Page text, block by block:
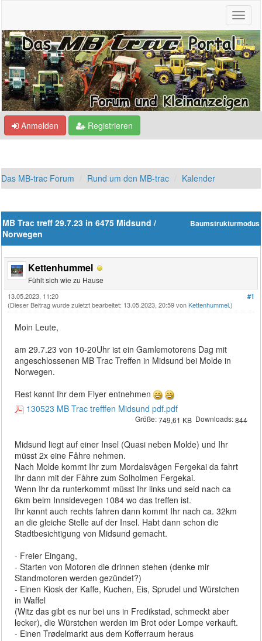
Anmelden Registrieren
Das MB-trac Forum Rund um den MB-trac Kalender
Baumstrukturmodus
MB Trac treff 29.7.23 in 6475 Midsund /
Norwegen
Kettenhummel
Fühlt sich wie zu Hause
#1
13.05.2023, 11:20
(Dieser Beitrag wurde zuletzt bearbeitet: 13.05.2023, 20:59 vonKettenhummel.)
Moin Leute,
am 29.7.23 von 10-20Uhr ist ein Gamlemotorens Dag mit
angeschlossenen MB Trac Treffen in Midsund bei Molde in
Norwegen.
Rest kønnt Ihr dem Flyer entnehmen
130523 MB Trac trefffen Midsund pdf.pdf
Größe:749,61 KBDownloads:844
Midsund liegt auf einer Insel (Quasi neben Molde) und Ihr
müsst 2x eine Fåhre nehmen.
Nach Molde kommt Ihr zum Mordalsvågen Fergekai da fahrt
Ihr dann mit der Fåhre zum Solholmen Fergekai.
Wenn Ihr da runterkommt müsst Ihr links und seid nach ca
6km beim Innsidevegen 1084 wo das treffen ist.
Ihr kønnt auch rechts fahren dann kommt Ihr nach ca. 32km
an die gleiche Stelle auf der Insel. Habt dann schon die
Stadtbesichtigung von Midsund gemacht.
- Freier Eingang,
- Starten von Motoren die drinnen stehen (denke mir
Standmotoren werden gezündet?)
- Einen Kiosk der Kaffe, Kuchen, Eis, Sprudel und Würstchen
in Waffel
(Witz das gibt es nur bei uns in Fredikstad, schmeckt aber
lecker), die Würstchen werden im Brot oder Lompe verkauft.
- Einen Trødelmarkt aus dem Kofferraum heraus